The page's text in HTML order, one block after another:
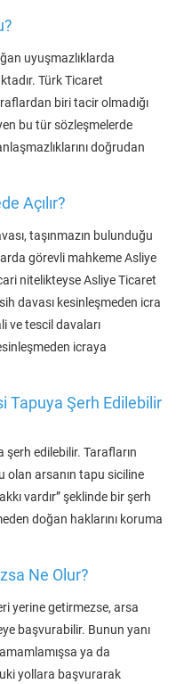
uyuşmazlıklarda
Türk Ticaret
biri tacir olmadığı
bu tür sözleşmelerde
doğrudan
Açılır?
taşınmazın bulunduğu
görevli mahkeme Asliye
nitelikteyse Asliye Ticaret
davası kesinleşmeden icra
ve tescil davaları
icraya
Tapuya Şerh Edilebilir
şerh edilebilir. Tarafların
olan arsanın tapu siciline
vardır” şeklinde bir şerh
doğan haklarını koruma
Ne Olur?
yerine getirmezse, arsa
başvurabilir. Bunun yanı
ya da
yollara başvurarak